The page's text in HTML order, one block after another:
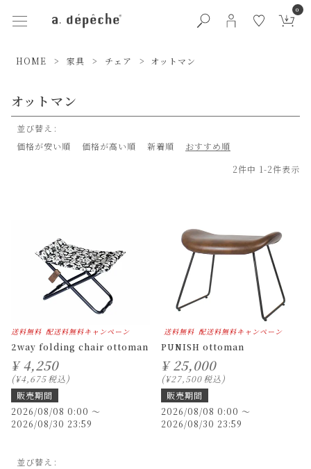
0
HOME 家具 チェア オットマン
オットマン
並び替え
価格が安い順
価格が高い順 新着順
おすすめ順
2件中 1-2件表示
送料無料 配送料無料キャンペーン
2way folding chair ottoman
¥ 4,250
¥4,675税込
販売期間
2026/08/08 0:00 〜
2026/08/30 23:59
送料無料 配送料無料キャンペーン
PUNISH ottoman
¥ 25,000
¥27,500税込
販売期間
2026/08/08 0:00 〜
2026/08/30 23:59
並び替え